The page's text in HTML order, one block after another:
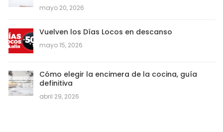
mayo 20, 2026
Vuelven los Días Locos en descanso
mayo 15, 2026
Cómo elegir la encimera de la cocina, guía
definitiva
abril 29, 2026